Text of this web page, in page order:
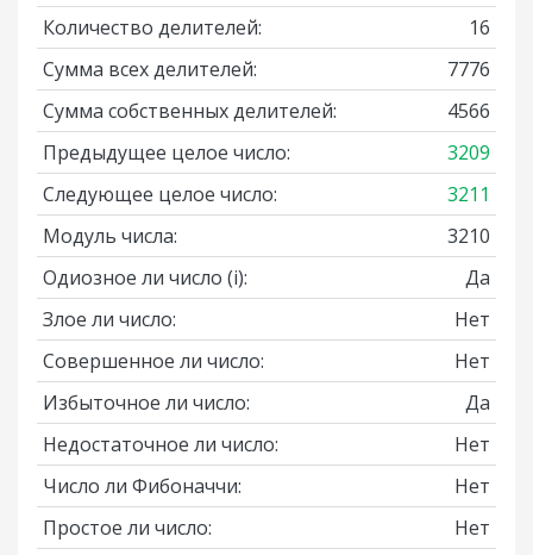
Количество делителей:
16
Сумма всех делителей:
7776
Сумма собственных делителей:
4566
Предыдущее целое число:
3209
Следующее целое число:
3211
Модуль числа:
3210
Одиозное ли число (i):
Да
Злое ли число:
Нет
Совершенное ли число:
Нет
Избыточное ли число:
Да
Недостаточное ли число:
Нет
Число ли Фибоначчи:
Нет
Простое ли число:
Нет